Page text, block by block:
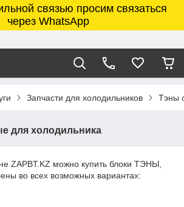
связью просим связаться
через WhatsApp
Запчасти для холодильников Тэны
для холодильника
ZAPBT.KZ можно купить блоки ТЭНЫ,
во всех возможных вариантах: